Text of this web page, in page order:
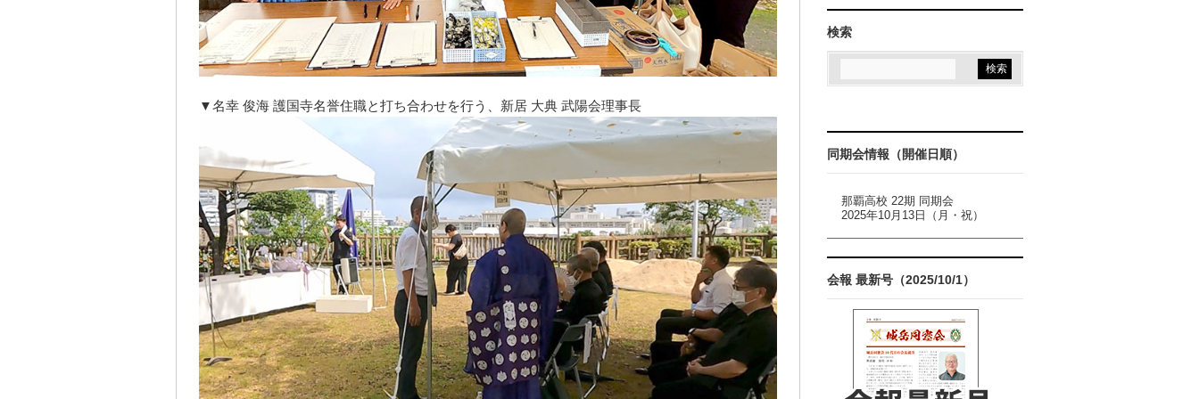
▼名幸 俊海 護国寺名誉住職と打ち合わせを行う、新居 大典 武陽会理事長
検索
同期会情報（開催日順）
那覇高校 22期 同期会
2025年10月13日（月・祝）
会報 最新号（2025/10/1）